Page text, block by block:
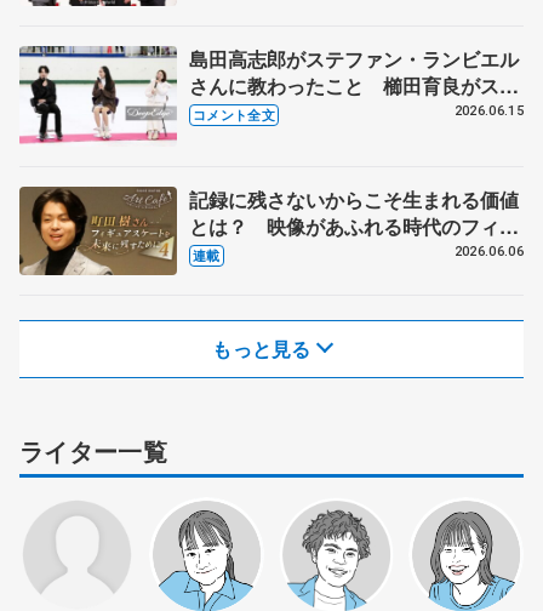
島田高志郎がステファン・ランビエル
さんに教わったこと 櫛田育良がスケ
ートを離れようと思った時 【イヨテ
コメント全文 2026.06.15
記録に残さないからこそ生まれる価値
とは？ 映像があふれる時代のフィギ
ュアスケートをアーカイブする
連載 2026.06.06
もっと見る
ライター一覧